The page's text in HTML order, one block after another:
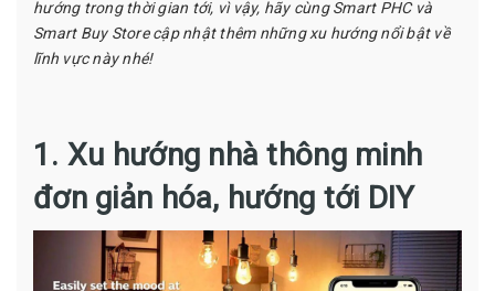
hướng trong thời gian tới, vì vậy, hãy cùng Smart PHC và
Smart Buy Store cập nhật thêm những xu hướng nổi bật về
lĩnh vực này nhé!
1. Xu hướng nhà thông minh
đơn giản hóa, hướng tới DIY